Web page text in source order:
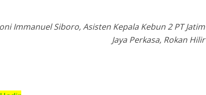
Immanuel Siboro, Asisten Kepala Kebun 2 PT Jatim
Jaya Perkasa, Rokan Hilir